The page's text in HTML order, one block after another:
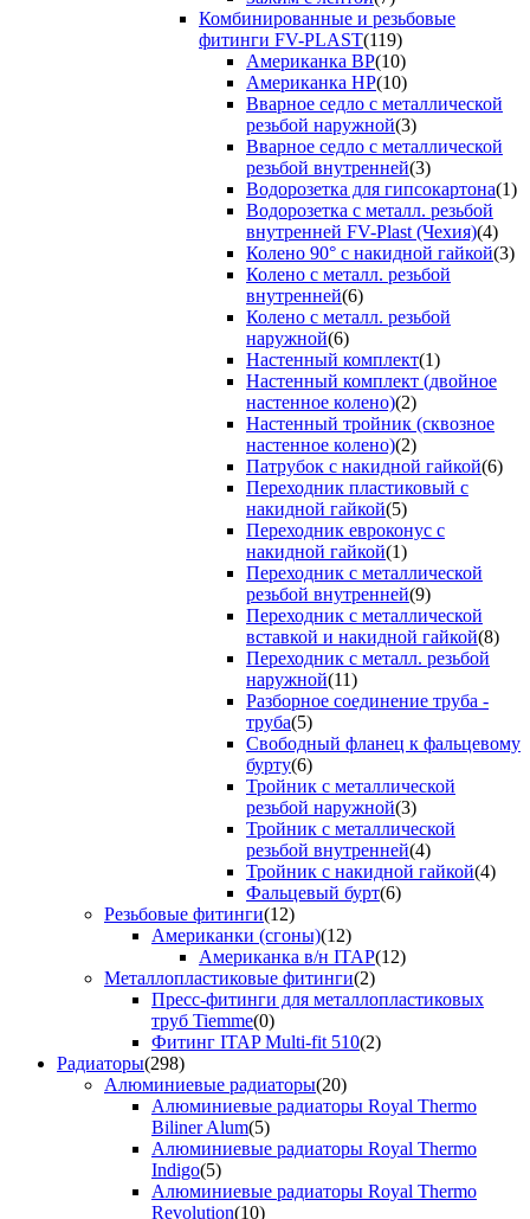
Комбинированные и резьбовые
фитинги FV-PLAST(119)
Американка ВР(10)
Американка НР(10)
Вварное седло с металлической
резьбой наружной(3)
Вварное седло с металлической
резьбой внутренней(3)
Водорозетка для гипсокартона(1)
Водорозетка с металл. резьбой
внутренней FV-Plast (Чехия)(4)
Колено 90° с накидной гайкой(3)
Колено с металл. резьбой
внутренней(6)
Колено с металл. резьбой
наружной(6)
Настенный комплект(1)
Настенный комплект (двойное
настенное колено)(2)
Настенный тройник (сквозное
настенное колено)(2)
Патрубок с накидной гайкой(6)
Переходник пластиковый с
накидной гайкой(5)
Переходник евроконус с
накидной гайкой(1)
Переходник с металлической
резьбой внутренней(9)
Переходник с металлической
вставкой и накидной гайкой(8)
Переходник с металл. резьбой
наружной(11)
Разборное соединение труба -
труба(5)
Свободный фланец к фальцевому
бурту(6)
Тройник с металлической
резьбой наружной(3)
Тройник с металлической
резьбой внутренней(4)
Тройник с накидной гайкой(4)
Фальцевый бурт(6)
Резьбовые фитинги(12)
Американки (сгоны)(12)
Американка в/н ITAP(12)
Металлопластиковые фитинги(2)
Пресс-фитинги для металлопластиковых
труб Tiemme(0)
Фитинг ITAP Multi-fit 510(2)
Радиаторы(298)
Алюминиевые радиаторы(20)
Алюминиевые радиаторы Royal Thermo
Biliner Alum(5)
Алюминиевые радиаторы Royal Thermo
Indigo(5)
Алюминиевые радиаторы Royal Thermo
Revolution(10)